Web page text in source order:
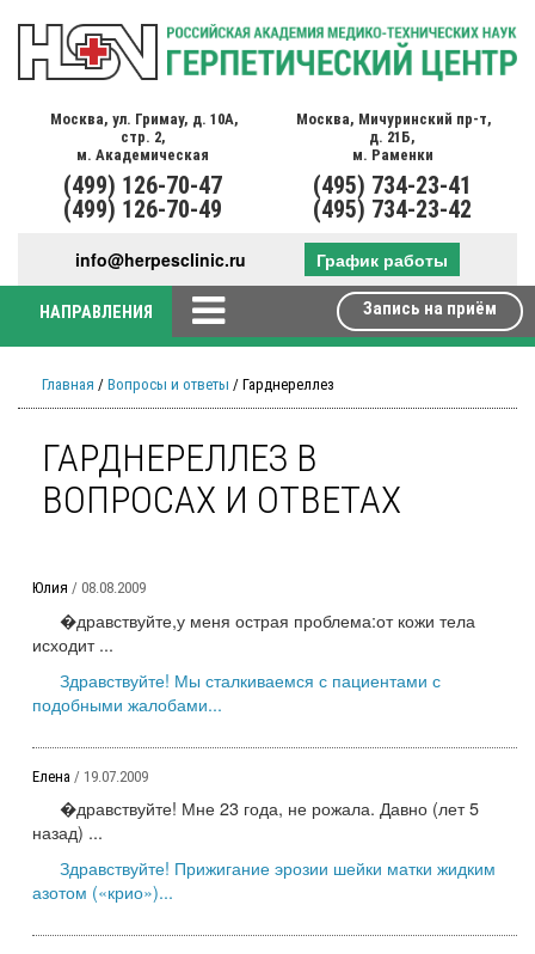
Москва, ул. Гримау, д. 10А,
стр. 2,
м. Академическая
(499) 126-70-47
(499) 126-70-49
Москва, Мичуринский пр-т,
д. 21Б,
м. Раменки
(495) 734-23-41
(495) 734-23-42
info@herpesclinic.ru График работы
НАПРАВЛЕНИЯ Запись на приём
Главная / Вопросы и ответы / Гарднереллез
ГАРДНЕРЕЛЛЕЗ В
ВОПРОСАХ И ОТВЕТАХ
Юлия / 08.08.2009
�дравствуйте,у меня острая проблема:от кожи тела
исходит ...
Здравствуйте! Мы сталкиваемся с пациентами с
подобными жалобами...
Елена / 19.07.2009
�дравствуйте! Мне 23 года, не рожала. Давно (лет 5
назад) ...
Здравствуйте! Прижигание эрозии шейки матки жидким
азотом («крио»)...